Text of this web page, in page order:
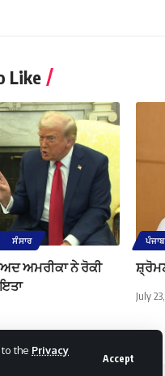
the Privacy
Accept
Like
ਸੰਸਾਰ
ਅਮਰੀਕਾ ਨੇ ਰੋਕੀ
ਪੰਜਾਬ
July